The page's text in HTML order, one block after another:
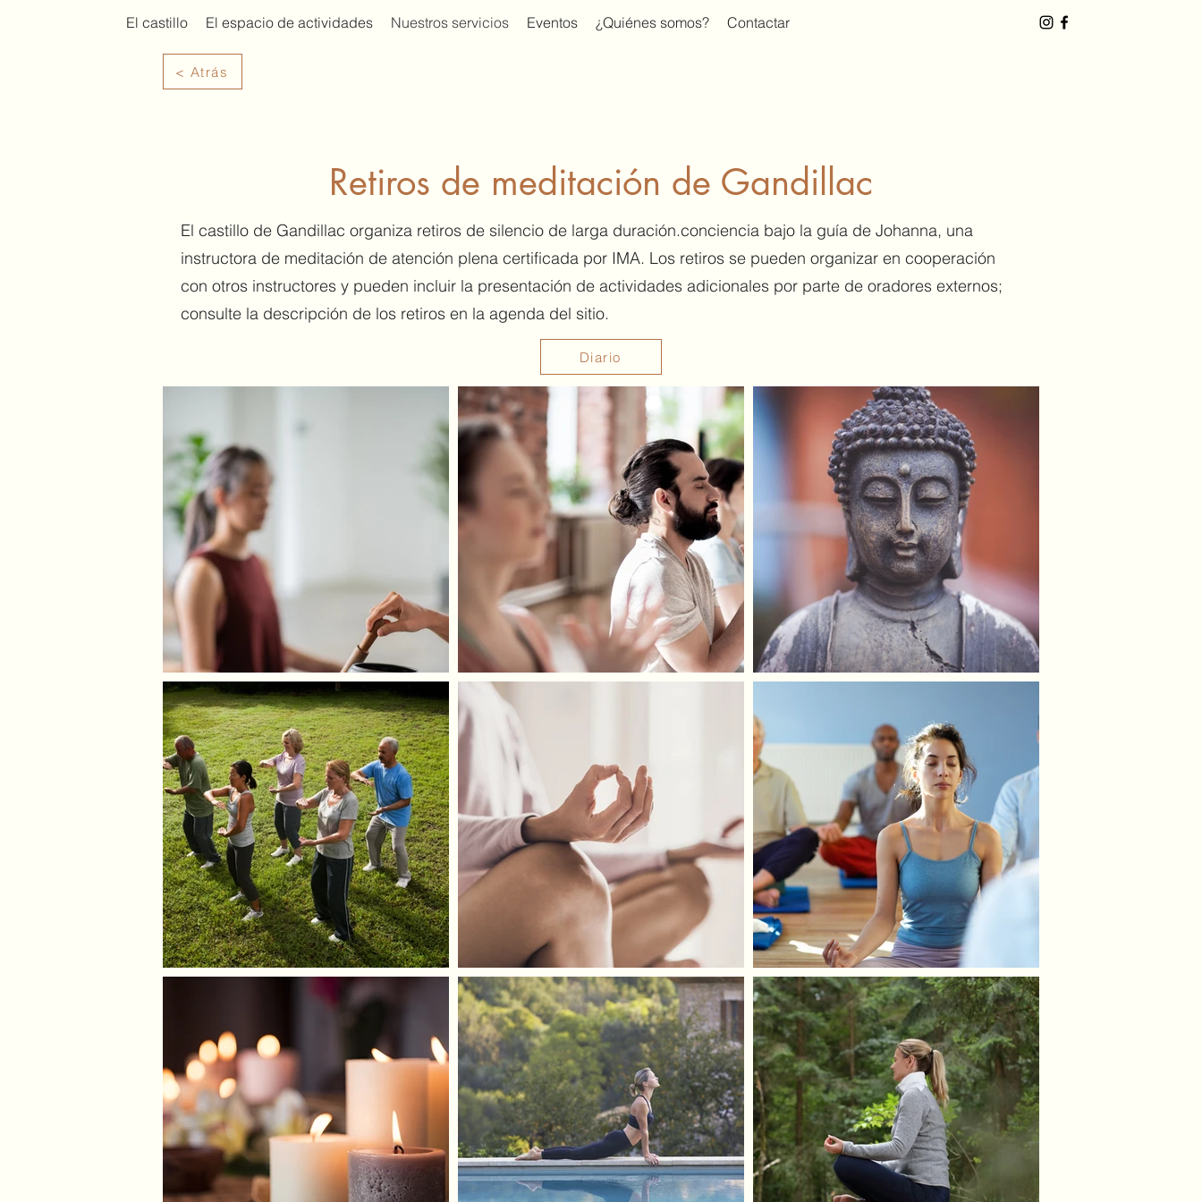
El castillo El espacio de actividades Nuestros servicios Eventos ¿Quiénes somos? Contactar
< Atrás
Retiros de meditación de Gandillac
El castillo de Gandillac organiza retiros de silencio de larga duración.conciencia bajo la guía de Johanna, una
instructora de meditación de atención plena certificada por IMA. Los retiros se pueden organizar en cooperación
con otros instructores y pueden incluir la presentación de actividades adicionales por parte de oradores externos;
consulte la descripción de los retiros en la agenda del sitio.
Diario